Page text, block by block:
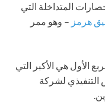
المتداخلة التي
هرمز – وهو ممر
الأول هي الأكبر التي
التنفيذي لشركة